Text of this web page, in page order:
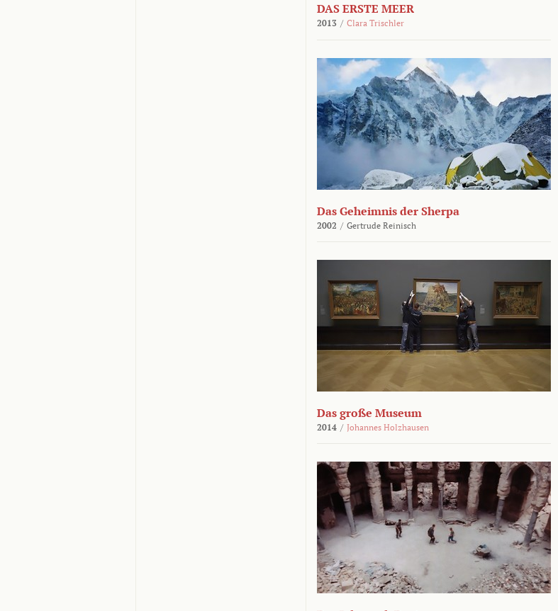
DAS ERSTE MEER
2013 / Clara Trischler
Das Geheimnis der Sherpa
2002 / Gertrude Reinisch
Das große Museum
2014 / Johannes Holzhausen